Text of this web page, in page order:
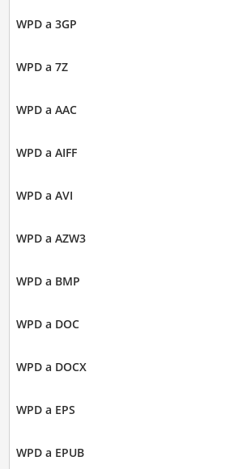
WPD a 3GP
WPD a 7Z
WPD a AAC
WPD a AIFF
WPD a AVI
WPD a AZW3
WPD a BMP
WPD a DOC
WPD a DOCX
WPD a EPS
WPD a EPUB